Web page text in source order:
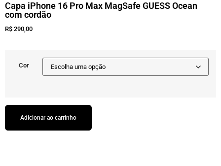
Capa iPhone 16 Pro Max MagSafe GUESS Ocean
com cordão
R$ 290,00
Cor
Adicionar ao carrinho